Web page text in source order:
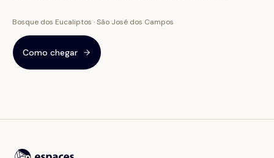
Bosque dos Eucaliptos · São José dos Campos
Como chegar